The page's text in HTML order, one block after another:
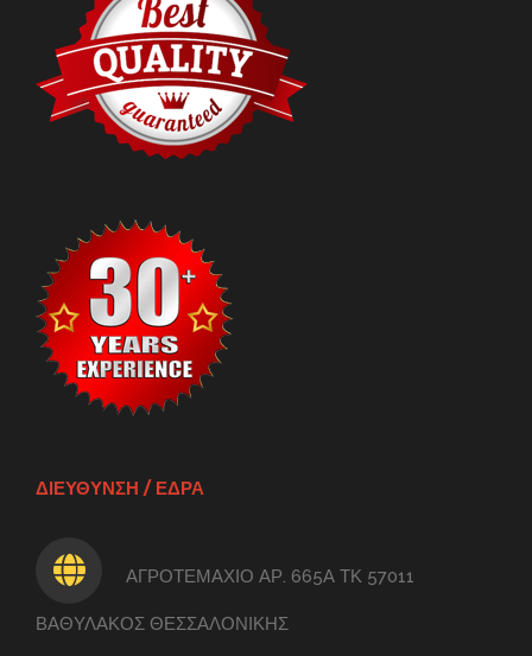
ΔΙΕΥΘΥΝΣΗ / ΕΔΡΑ
ΑΓΡΟΤΕΜΑΧΙΟ ΑΡ. 665Α ΤΚ 57011
ΒΑΘΥΛΑΚΟΣ ΘΕΣΣΑΛΟΝΙΚΗΣ